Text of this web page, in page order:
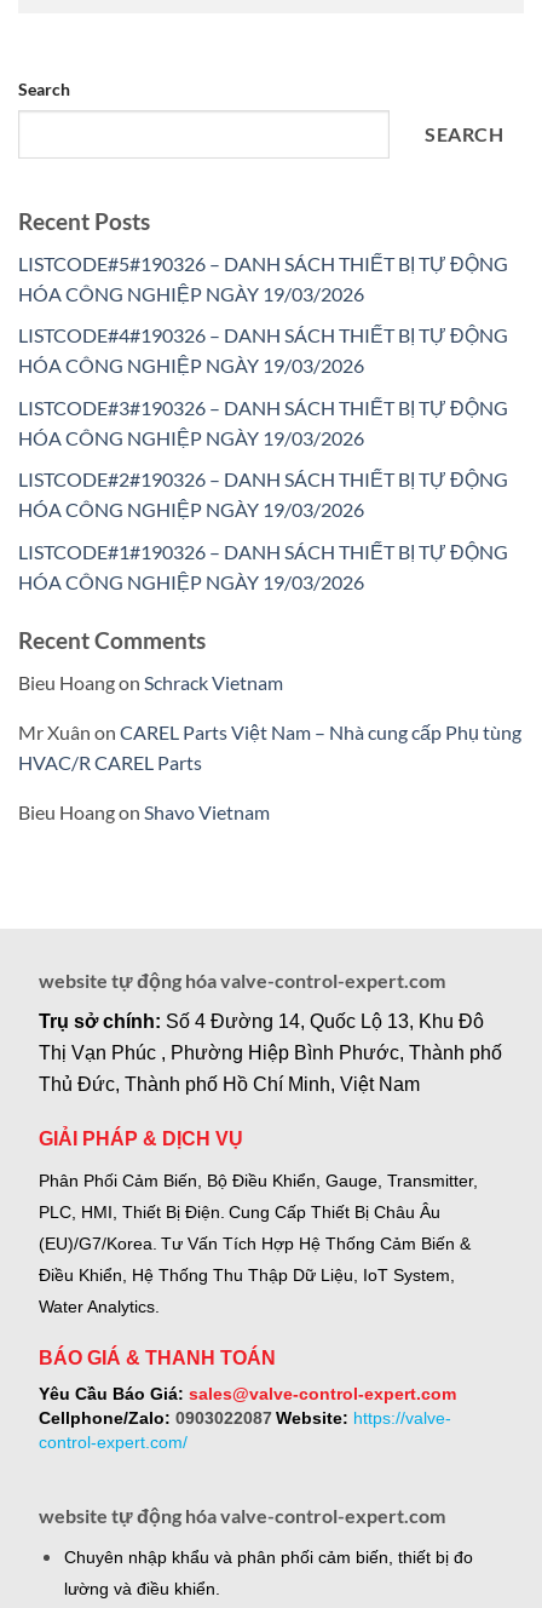
Search
SEARCH
Recent Posts
LISTCODE#5#190326 – DANH SÁCH THIẾT BỊ TỰ ĐỘNG
HÓA CÔNG NGHIỆP NGÀY 19/03/2026
LISTCODE#4#190326 – DANH SÁCH THIẾT BỊ TỰ ĐỘNG
HÓA CÔNG NGHIỆP NGÀY 19/03/2026
LISTCODE#3#190326 – DANH SÁCH THIẾT BỊ TỰ ĐỘNG
HÓA CÔNG NGHIỆP NGÀY 19/03/2026
LISTCODE#2#190326 – DANH SÁCH THIẾT BỊ TỰ ĐỘNG
HÓA CÔNG NGHIỆP NGÀY 19/03/2026
LISTCODE#1#190326 – DANH SÁCH THIẾT BỊ TỰ ĐỘNG
HÓA CÔNG NGHIỆP NGÀY 19/03/2026
Recent Comments
Bieu Hoangon Schrack Vietnam
Mr Xuân on CAREL Parts Việt Nam – Nhà cung cấp Phụ tùng
HVAC/R CAREL Parts
Bieu Hoangon Shavo Vietnam
website tự động hóa valve-control-expert.com
Trụ sở chính: Số 4 Đường 14, Quốc Lộ 13, Khu Đô
Thị Vạn Phúc , Phường Hiệp Bình Phước, Thành phố
Thủ Đức, Thành phố Hồ Chí Minh, Việt Nam
GIẢI PHÁP & DỊCH VỤ
Phân Phối Cảm Biến, Bộ Điều Khiển, Gauge, Transmitter,
PLC, HMI, Thiết Bị Điện. Cung Cấp Thiết Bị Châu Âu
(EU)/G7/Korea. Tư Vấn Tích Hợp Hệ Thống Cảm Biến &
Điều Khiển, Hệ Thống Thu Thập Dữ Liệu, IoT System,
Water Analytics.
BÁO GIÁ & THANH TOÁN
Yêu Cầu Báo Giá: sales@valve-control-expert.com
Cellphone/Zalo: 0903022087 Website: https://valve-
control-expert.com/
website tự động hóa valve-control-expert.com
Chuyên nhập khẩu và phân phối cảm biến, thiết bị đo
lường và điều khiển.